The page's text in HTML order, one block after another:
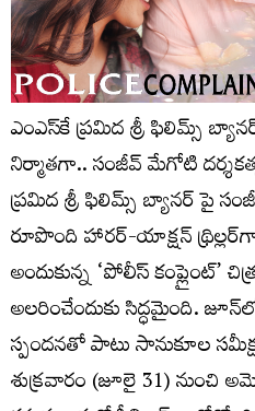
ఎంఎస్‌కే ప్రమిద శ్రీ ఫిలిమ్స్
నిర్మాతగా.. సంజీవ్ మేగోటి
ప్రమిద శ్రీ ఫిలిమ్స్ బ్యానర్ పై
రూపొంది హారర్-యాక్షన్ థ్రిల్లర్‌గా
అందుకున్న ‘పోలీస్ కంప్లైంట్’
అలరించేందుకు సిద్ధమైంది.
స్పందనతో పాటు సానుకూల
శుక్ర‌వారం (జూలై 31)